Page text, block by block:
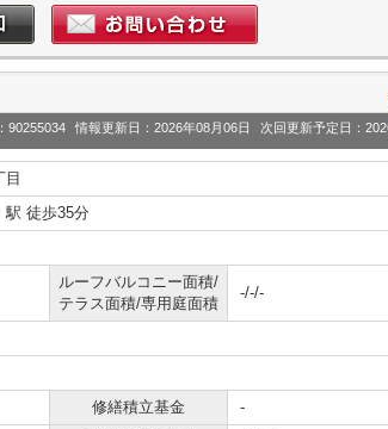
90255034 情報更新日：2026年08月06日 次回更新予定日：
目
駅 徒歩35分
ルーフバルコニー面積/
テラス面積/専用庭面積
-/-/-
修繕積立基金
-